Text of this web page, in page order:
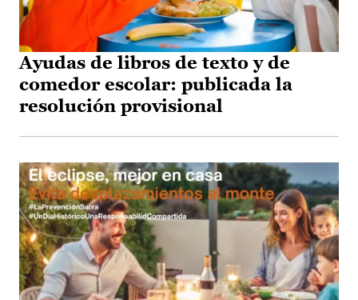
Ayudas de libros de texto y de
comedor escolar: publicada la
resolución provisional